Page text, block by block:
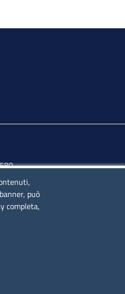
lunedì pomeriggio: 16,00 -
può
completa,